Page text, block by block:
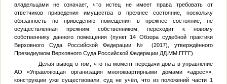
владельцами не означает, что истец не имеет права требовать от
ответчиков приведения имущества в прежнее состояние, поскольку
обязанность по приведению помещения в прежнее состояние, не
осуществленная прежним собственником, переходит к новому
собственнику данного помещения (пункт 14 Обзора судебной практики
Верховного Суда Российской Федерации
№
(2017), утверждённого
Президиумом Верховного Суда Российской Федерации ДД.ММ.ГГГГ).
Делая вывод о том, что на момент передачи дома в управление
АО «Управляющая организация многоквартирными домами<адрес>»,
конструкции уже существовали, суд не учёл, что из положений части 1